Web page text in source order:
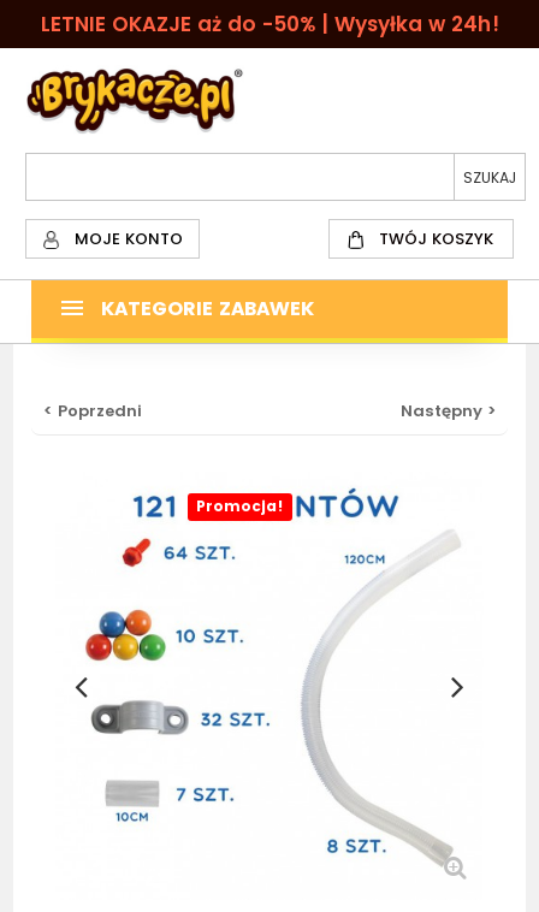
LETNIE OKAZJE aż do -50% | Wysyłka w 24h!
MOJE KONTO TWÓJ KOSZYK
KATEGORIE ZABAWEK
< Poprzedni Następny >
Promocja!